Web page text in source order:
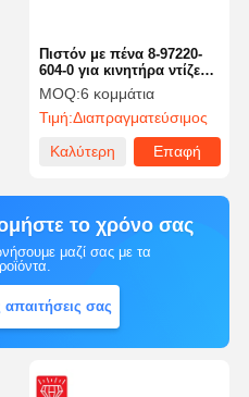
Πιστόν με πένα 8-97220-
604-0 για κινητήρα ντίζελ
Isuzu 4JG1
MOQ:6 κομμάτια
Τιμή:Διαπραγματεύσιμος
Καλύτερη
Επαφή
το χρόνο σας
μαζί σας με τα
απαιτήσεις σας